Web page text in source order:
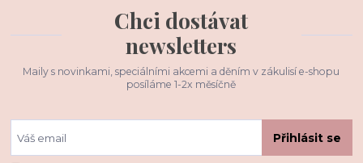
Chci dostávat
newsletters
Maily s novinkami, speciálními akcemi a děním v zákulisí e-shopu
posíláme 1-2x měsíčně
Přihlásit se